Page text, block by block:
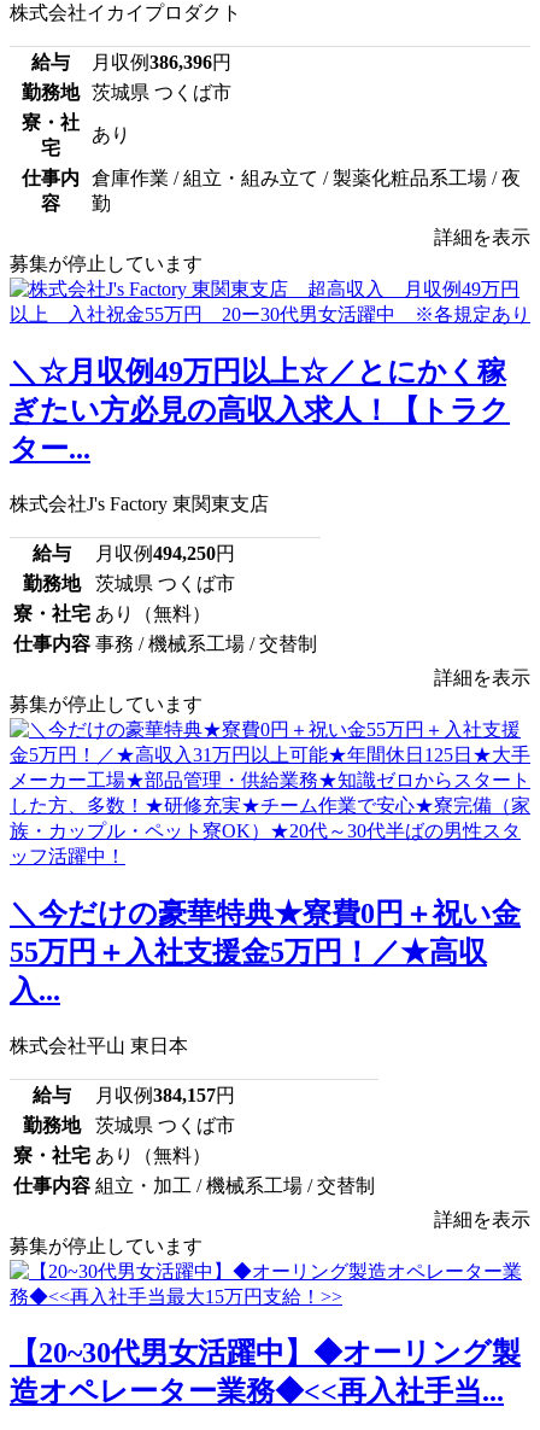
株式会社イカイプロダクト
給与 月収例386,396円
勤務地
茨城県 つくば市
寮・社
宅
あり
仕事内
容
倉庫作業 / 組立・組み立て / 製薬化粧品系工場 / 夜
勤
詳細を表示
募集が停止しています
＼☆月収例49万円以上☆／とにかく稼
ぎたい方必見の高収入求人！【トラク
ター...
株式会社J's Factory 東関東支店
給与 月収例494,250円
勤務地
茨城県 つくば市
寮・社宅 あり（無料）
仕事内容 事務 / 機械系工場 / 交替制
詳細を表示
募集が停止しています
＼今だけの豪華特典★寮費0円＋祝い金
55万円＋入社支援金5万円！／★高収
入...
株式会社平山 東日本
給与 月収例384,157円
勤務地
茨城県 つくば市
寮・社宅 あり（無料）
仕事内容 組立・加工 / 機械系工場 / 交替制
詳細を表示
募集が停止しています
【20~30代男女活躍中】◆オーリング製
造オペレーター業務◆<<再入社手当...